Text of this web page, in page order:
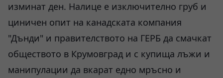
изминат ден. Налице е изключително груб и
циничен опит на канадската компания
"Дънди" и правителството на ГЕРБ да смачкат
обществото в Крумовград и с купища лъжи и
манипулации да вкарат едно мръсно и